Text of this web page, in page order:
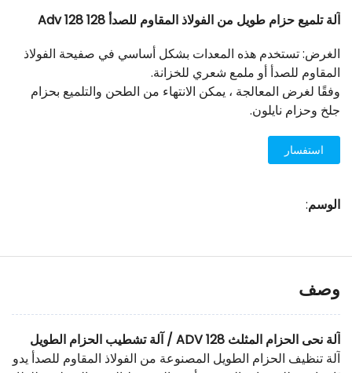
آلة تلميع حزام طويل من الفولاذ المقاوم للصدأ 128 Adv 128
الغرض: تستخدم هذه المعدات بشكل أساسي في صفيحة الفولاذ
المقاوم للصدأ أو ملمع شعري للخزانة.
وفقًا لغرض المعالجة ، يمكن الانتهاء من الطحن والتلميع بحزام
جلخ وحزام نايلون.
استفسار
الوسم:
وصف
آلة نحى الحزام المثلث ADV 128 / آلة تشطيب الحزام الطويل
آلة تنظيف الحزام الطويل المصنوعة من الفولاذ المقاوم للصدأ يدو